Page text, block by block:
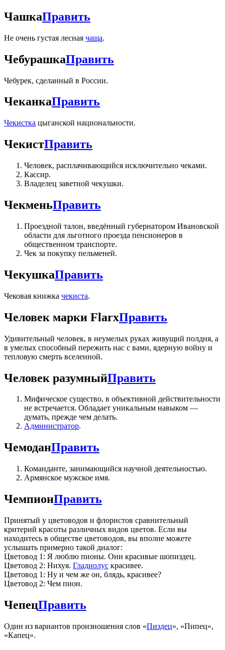
ЧашкаПравить
Не очень густая лесная чаща.
ЧебурашкаПравить
Чебурек, сделанный в России.
ЧеканкаПравить
Чекистка цыганской национальности.
ЧекистПравить
Человек, расплачивающийся исключительно чеками.
Кассир.
Владелец заветной чекушки.
ЧекменьПравить
Проездной талон, введённый губернатором Ивановской
области для льготного проезда пенсионеров в
общественном транспорте.
Чек за покупку пельменей.
ЧекушкаПравить
Чековая книжка чекиста.
Человек марки FlarxПравить
Удивительный человек, в неумелых руках живущий полдня, а
в умелых способный пережить нас с вами, ядерную войну и
тепловую смерть вселенной.
Человек разумныйПравить
Мифическое существо, в объективной действительности
не встречается. Обладает уникальным навыком —
думать, прежде чем делать.
Администратор.
ЧемоданПравить
Команданте, занимающийся научной деятельностью.
Армянское мужское имя.
ЧемпионПравить
Принятый у цветоводов и флористов сравнительный
критерий красоты различных видов цветов. Если вы
находитесь в обществе цветоводов, вы вполне можете
услышать примерно такой диалог:
Цветовод 1: Я люблю пионы. Они красивые шопиздец.
Цветовод 2: Нихуя. Гладиолус красивее.
Цветовод 1: Ну и чем же он, блядь, красивее?
Цветовод 2: Чем пион.
ЧепецПравить
Один из вариантов произношения слов «Пиздец», «Пипец»,
«Капец».